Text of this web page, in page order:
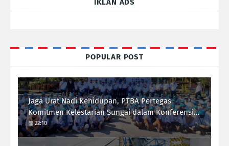
IKLAN ADS
POPULAR POST
Jaga Urat Nadi Kehidupan, PTBA Pertegas
Komitmen Kelestarian Sungai dalam Konferensi
Sungai Indonesia 2026
22:10